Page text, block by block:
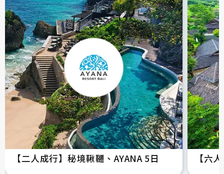
【二人成行】秘境鞦韆、AYANA 5日 【六